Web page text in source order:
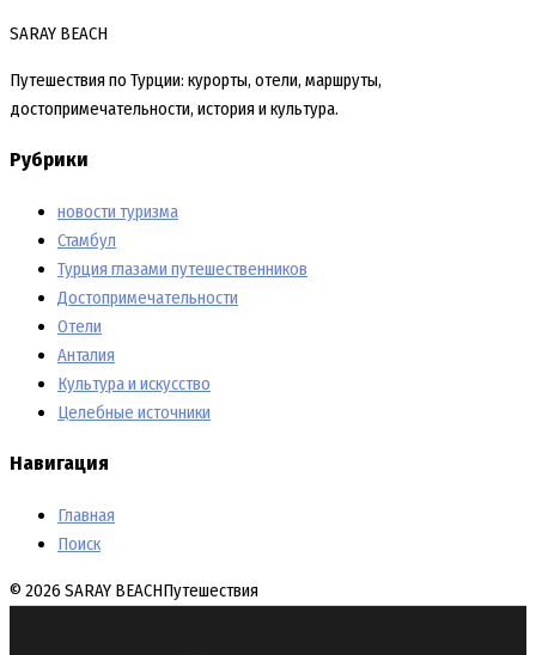
SARAY BEACH
Путешествия по Турции: курорты, отели, маршруты,
достопримечательности, история и культура.
Рубрики
новости туризма
Стамбул
Турция глазами путешественников
Достопримечательности
Отели
Анталия
Культура и искусство
Целебные источники
Навигация
Главная
Поиск
© 2026 SARAY BEACHПутешествия